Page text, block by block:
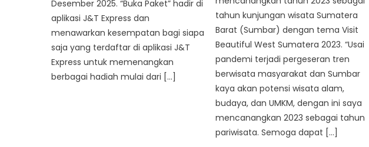
Desember 2025. “Buka Paket” hadir di
aplikasi J&T Express dan
menawarkan kesempatan bagi siapa
saja yang terdaftar di aplikasi J&T
Express untuk memenangkan
berbagai hadiah mulai dari […]
tahun kunjungan wisata Sumatera
Barat (Sumbar) dengan tema Visit
Beautiful West Sumatera 2023. “Usai
pandemi terjadi pergeseran tren
berwisata masyarakat dan Sumbar
kaya akan potensi wisata alam,
budaya, dan UMKM, dengan ini saya
mencanangkan 2023 sebagai tahun
pariwisata. Semoga dapat […]